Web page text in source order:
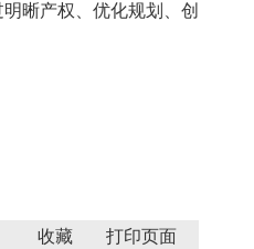
晰产权、优化规划、创
收藏